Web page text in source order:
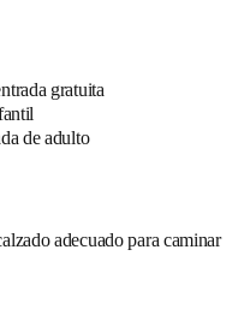
gratuita
de adulto
adecuado para caminar